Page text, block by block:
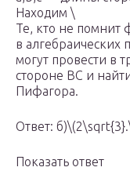
Находим \
Те, кто не помнит
в алгебраических
могут провести в
стороне ВС и
Пифагора.
Ответ:
Показать ответ